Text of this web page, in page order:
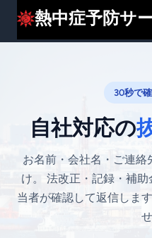
30秒で
自社対応の
お名前・会社名・ご連
け。
法改正・記録・補
当者が確認して返信しま